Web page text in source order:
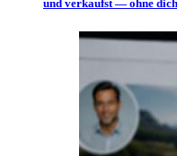
und verkaufst — ohne